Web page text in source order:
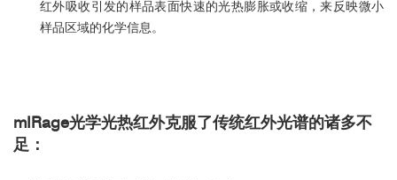
红外吸收引发的样品表面快速的光热膨胀或收缩，来反映微小
样品区域的化学信息。
mIRage光学光热红外克服了传统红外光谱的诸多不
足：